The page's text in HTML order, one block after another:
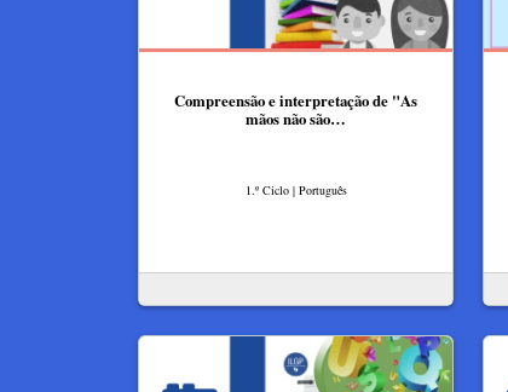
Compreensão e interpretação de "As
mãos não são…
1.º Ciclo | Português